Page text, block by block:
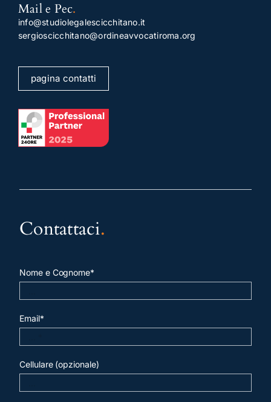
Mail e Pec.
info@studiolegalescicchitano.it
sergioscicchitano@ordineavvocatiroma.org
pagina contatti
Contattaci.
Nome e Cognome*
Email*
Cellulare (opzionale)